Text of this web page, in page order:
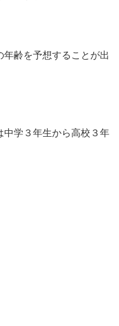
年齢を予想することが出
中学３年生から高校３年